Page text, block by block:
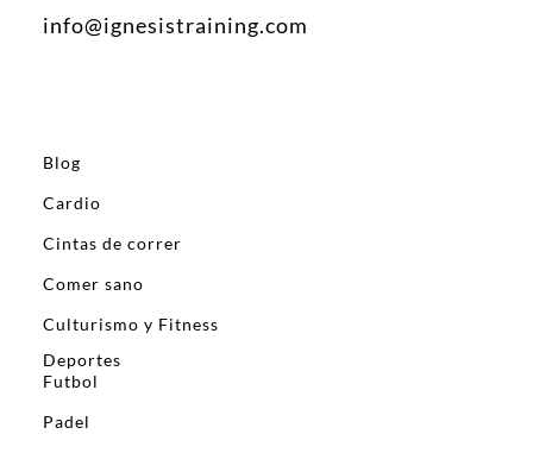
info@ignesistraining.com
Blog
Cardio
Cintas de correr
Comer sano
Culturismo y Fitness
Deportes
Futbol
Padel